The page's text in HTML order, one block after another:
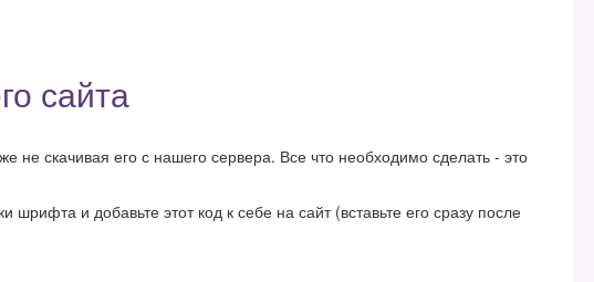
сайта
скачивая его с нашего сервера. Все что необходимо сделать - это
и добавьте этот код к себе на сайт (вставьте его сразу после